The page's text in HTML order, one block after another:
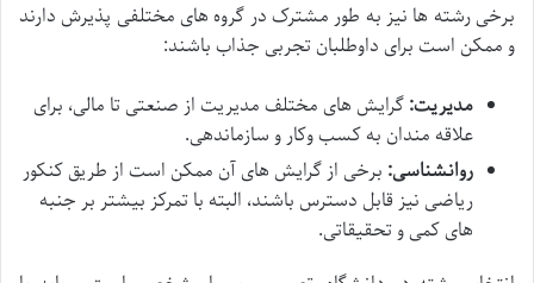
برخی رشته ها نیز به طور مشترک در گروه های مختلفی پذیرش دارند
و ممکن است برای داوطلبان تجربی جذاب باشند:
مدیریت:گرایش های مختلف مدیریت از صنعتی تا مالی، برای
علاقه مندان به کسب وکار و سازماندهی.
روانشناسی: برخی از گرایش های آن ممکن است از طریق کنکور
ریاضی نیز قابل دسترس باشند، البته با تمرکز بیشتر بر جنبه
های کمی و تحقیقاتی.